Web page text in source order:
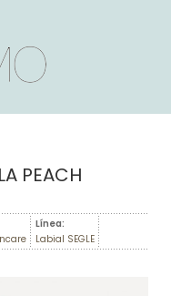
PEACH
Línea:
Labial SEGLE